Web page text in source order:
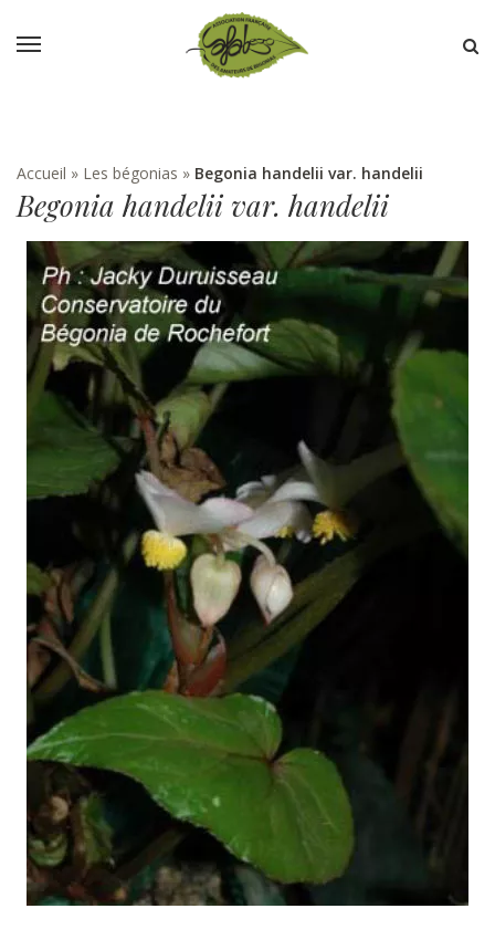
Accueil » Les bégonias » Begonia handelii var. handelii
Begonia handelii var. handelii